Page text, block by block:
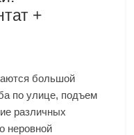
+
большой
по улице, подъем
различных
неровной